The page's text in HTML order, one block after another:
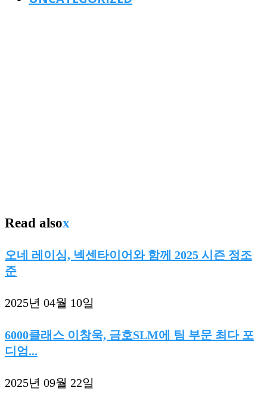
Read alsox
오네 레이싱, 넥센타이어와 함께 2025 시즌 정조
준
2025년 04월 10일
6000클래스 이창욱, 금호SLM에 팀 부문 최다 포
디엄...
2025년 09월 22일